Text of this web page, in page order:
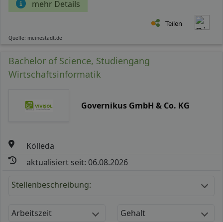
mehr Details
Teilen
Quelle: meinestadt.de
Bachelor of Science, Studiengang
Wirtschaftsinformatik
Governikus GmbH & Co. KG
Kölleda
aktualisiert seit: 06.08.2026
Stellenbeschreibung:
Arbeitszeit Gehalt